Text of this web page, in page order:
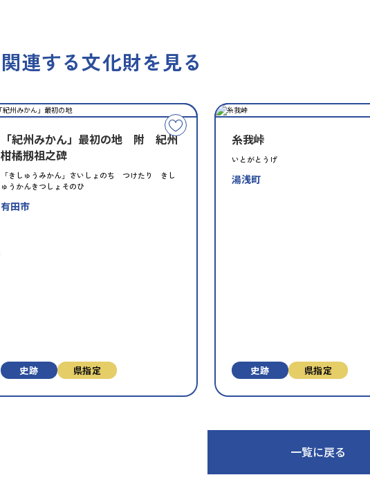
関連する文化財を見る
こ
の
化
「紀州みかん」最初の地 附 紀州
柑橘剏祖之碑
「きしゅうみかん」さいしょのち つけたり きし
ゅうかんきつしょそのひ
有田市
史跡 県指定
糸我峠
いとがとうげ
湯浅町
種
類
史跡
指
定
県指定
一覧に戻る